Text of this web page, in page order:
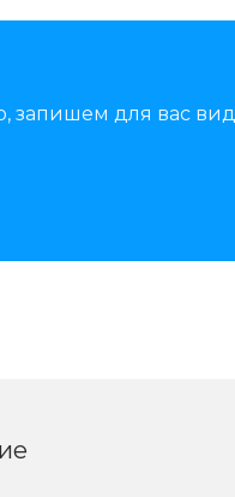
запишем для вас